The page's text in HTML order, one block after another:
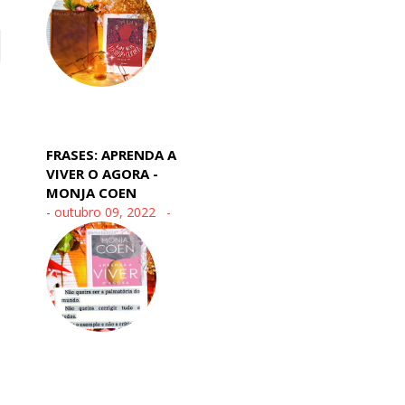
FRASES: APRENDA A
VIVER O AGORA -
MONJA COEN
- outubro 09, 2022